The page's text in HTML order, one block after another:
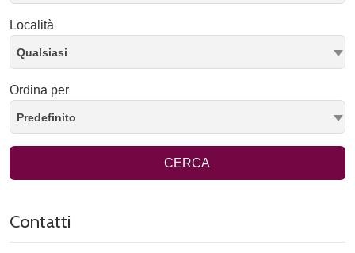
Località
Qualsiasi
Ordina per
Predefinito
CERCA
Contatti